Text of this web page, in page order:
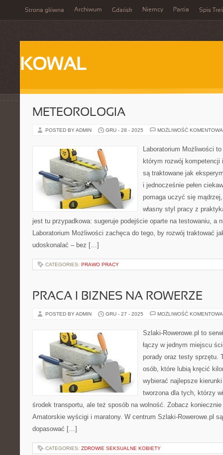
Strona główna Archiwum Gdańsk Niemcy Partia Spis
KOWAL
METEOROLOGIA
POSTED BY ADMIN GRU - 28 - 2025 MOŻLIWOŚĆ
Laboratorium Możliwości
którym rozwój
są traktowane jak
i jednocześnie pełen
pomaga uczyć się
własny styl pracy z
jest tu przypadkowa: sugeruje podejście oparte na testowaniu, a
Laboratorium Możliwości zachęca do tego, by rozwój traktować
udoskonalać – bez […]
CATEGORIES: PRAWO PRACY
PRACA I BIZNES NA ROWERZE
POSTED BY ADMIN GRU - 27 - 2025 MOŻLIWOŚĆ
Szlaki-Rowerowe.pl to
łączy w jednym miejscu
porady oraz testy sprzętu.
osób, które lubią kręcić
wybierać najlepsze
tworzona dla tych, którzy
środek transportu, ale też sposób na wolność. Zobacz
Amatorskie wyścigi i maratony. W centrum Szlaki-Rowerowe.pl
dopasować […]
CATEGORIES: ZDROWIE SEKSUALNE KOBIETY